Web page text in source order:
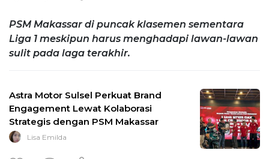
PSM Makassar di puncak klasemen sementara
Liga 1 meskipun harus menghadapi lawan-lawan
sulit pada laga terakhir.
Astra Motor Sulsel Perkuat Brand
Engagement Lewat Kolaborasi
Strategis dengan PSM Makassar
Lisa Emilda